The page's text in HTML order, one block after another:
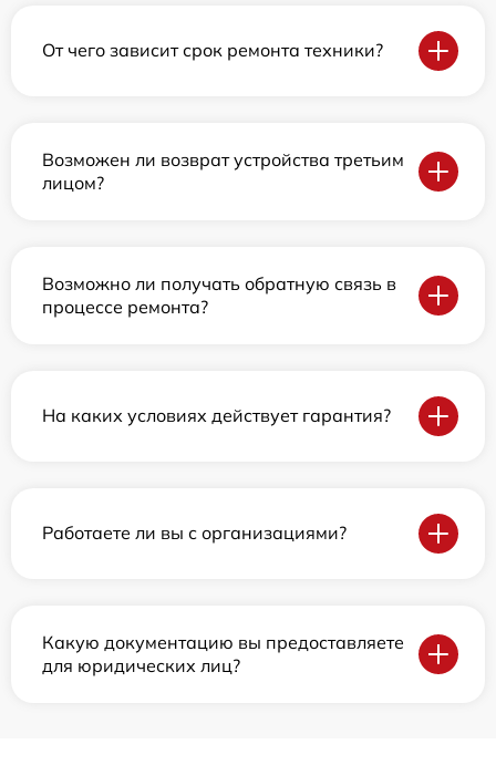
От чего зависит срок ремонта техники?
Возможен ли возврат устройства третьим
лицом?
Возможно ли получать обратную связь в
процессе ремонта?
На каких условиях действует гарантия?
Работаете ли вы с организациями?
Какую документацию вы предоставляете
для юридических лиц?